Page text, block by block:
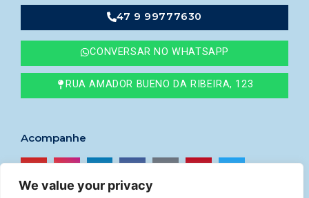
We value your privacy
47 9 99777630
CONVERSAR NO WHATSAPP
RUA AMADOR BUENO DA RIBEIRA, 123
Acompanhe